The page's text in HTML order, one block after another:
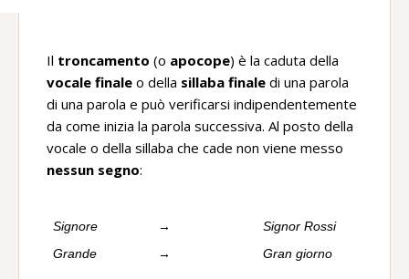
Il troncamento (o apocope) è la caduta della
vocale finale o della sillaba finale di una parola
di una parola e può verificarsi indipendentemente
da come inizia la parola successiva. Al posto della
vocale o della sillaba che cade non viene messo
nessun segno:
Signore →
Signor Rossi
Grande
→ Gran giorno